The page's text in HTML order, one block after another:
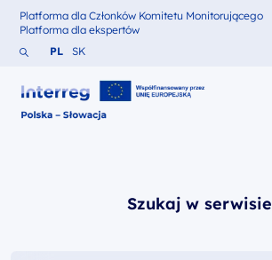
Fundusze dla
Platforma dla Członków Komitetu Monitorującego
Fundusze dla
Platforma dla ekspertów
Szukaj w serwisie
Zmień język na Polski
PL Zmień język na Słowacki
SK
Szukaj w serwisie